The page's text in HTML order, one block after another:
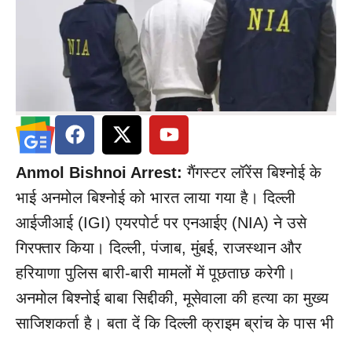
Anmol Bishnoi Arrest:गैंगस्टर लॉरेंस बिश्नोई के
भाई अनमोल बिश्नोई को भारत लाया गया है। दिल्ली
आईजीआई (IGI) एयरपोर्ट पर एनआईए (NIA) ने उसे
गिरफ्तार किया। दिल्ली, पंजाब, मुंबई, राजस्थान और
हरियाणा पुलिस बारी-बारी मामलों में पूछताछ करेगी।
अनमोल बिश्नोई बाबा सिद्दीकी, मूसेवाला की हत्या का मुख्य
साजिशकर्ता है। बता दें कि दिल्ली क्राइम ब्रांच के पास भी